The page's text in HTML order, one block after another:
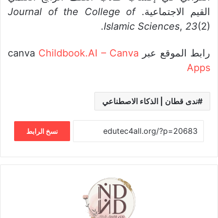
القيم الاجتماعية.Journal of the College of
Islamic Sciences, 23(2).‏
رابط الموقع عبر canva Childbook.AI – Canva
Apps
ندى قطان | الذكاء الاصطناعي
نسخ الرابط